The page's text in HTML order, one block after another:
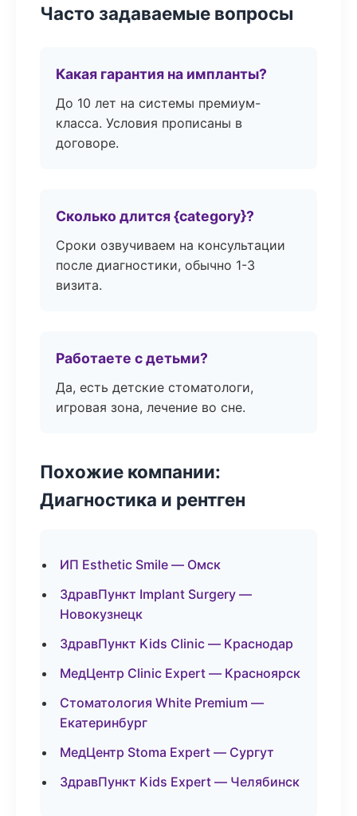
Часто задаваемые вопросы
Какая гарантия на импланты?
До 10 лет на системы премиум-
класса. Условия прописаны в
договоре.
Сколько длится {category}?
Сроки озвучиваем на консультации
после диагностики, обычно 1-3
визита.
Работаете с детьми?
Да, есть детские стоматологи,
игровая зона, лечение во сне.
Похожие компании:
Диагностика и рентген
ИП Esthetic Smile — Омск
ЗдравПункт Implant Surgery —
Новокузнецк
ЗдравПункт Kids Clinic — Краснодар
МедЦентр Clinic Expert — Красноярск
Стоматология White Premium —
Екатеринбург
МедЦентр Stoma Expert — Сургут
ЗдравПункт Kids Expert — Челябинск